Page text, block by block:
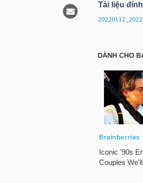
Tài liệu
Chứng